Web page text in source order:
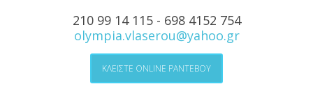
210 99 14 115 - 698 4152 754
olympia.vlaserou@yahoo.gr
ΚΛΕΙΣΤΕ ONLINE ΡΑΝΤΕΒΟΥ